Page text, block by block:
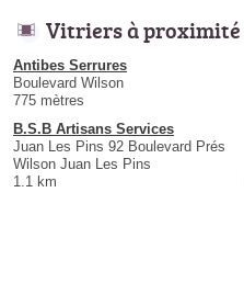
Vitriers à proximité
Antibes Serrures
Boulevard Wilson
775 mètres
B.S.B Artisans Services
Juan Les Pins 92 Boulevard Prés
Wilson Juan Les Pins
1.1 km